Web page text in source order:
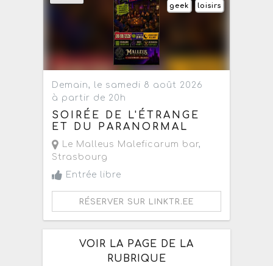
loisirs
geek
Demain, le samedi 8 août 2026
à partir de 20h
SOIRÉE DE L'ÉTRANGE
ET DU PARANORMAL
Le Malleus Maleficarum bar,
Strasbourg
Entrée libre
RÉSERVER SUR LINKTR.EE
VOIR LA PAGE DE LA
RUBRIQUE